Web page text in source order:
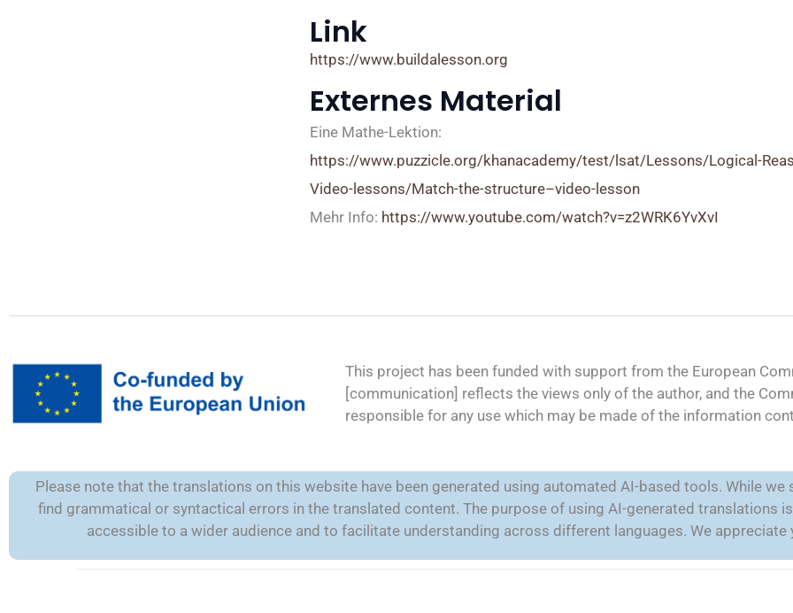
Link
https://www.buildalesson.org
Externes Material
Eine Mathe-Lektion:
https://www.puzzicle.org/khanacademy/test/lsat/Lessons/Logical-
Video-lessons/Match-the-structure–video-lesson
Mehr Info: https://www.youtube.com/watch?v=z2WRK6YvXvI
This project has been funded with support from the European
[communication] reflects the views only of the author, and the
responsible for any use which may be made of the information
Please note that the translations on this website have been generated using automated AI-based tools. While we
find grammatical or syntactical errors in the translated content. The purpose of using AI-generated translations
accessible to a wider audience and to facilitate understanding across different languages. We appreciate